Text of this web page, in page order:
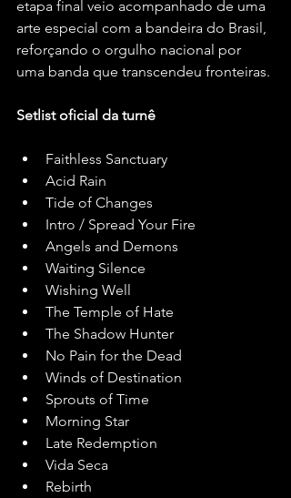
etapa final veio acompanhado de uma
arte especial com a bandeira do Brasil,
reforçando o orgulho nacional por
uma banda que transcendeu fronteiras.
Setlist oficial da turnê
Faithless Sanctuary
Acid Rain
Tide of Changes
Intro / Spread Your Fire
Angels and Demons
Waiting Silence
Wishing Well
The Temple of Hate
The Shadow Hunter
No Pain for the Dead
Winds of Destination
Sprouts of Time
Morning Star
Late Redemption
Vida Seca
Rebirth